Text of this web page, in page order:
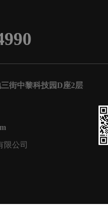
街中黎科技园D座2层
限公司